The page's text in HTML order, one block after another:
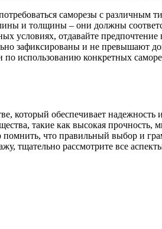
саморезы с различным
и толщины – они должны
условиях, отдавайте
зафиксированы и не превышают
использованию конкретных
который обеспечивает
такие как высокая
что правильный выбор и
тщательно рассмотрите все